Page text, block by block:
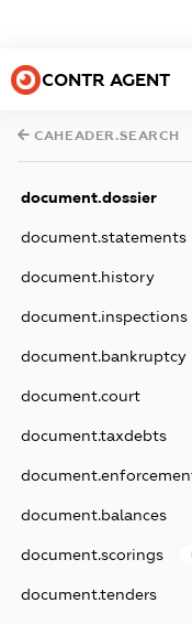
CONTR AGENT
CAHEADER.SEARCH
document.dossier
document.statements
document.history
document.inspections
document.bankruptcy
document.court
document.taxdebts
document.balances
document.scorings
document.tenders